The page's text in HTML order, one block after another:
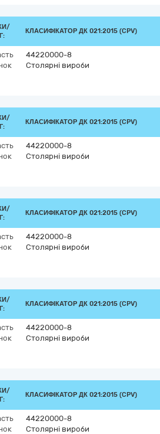
КЛАСИФІКАТОР ДК 021:2015 (CPV)
44220000-8
Столярні вироби
КЛАСИФІКАТОР ДК 021:2015 (CPV)
44220000-8
Столярні вироби
КЛАСИФІКАТОР ДК 021:2015 (CPV)
44220000-8
Столярні вироби
КЛАСИФІКАТОР ДК 021:2015 (CPV)
44220000-8
Столярні вироби
КЛАСИФІКАТОР ДК 021:2015 (CPV)
44220000-8
Столярні вироби